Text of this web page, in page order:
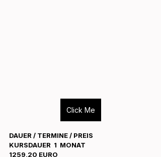
Click Me
DAUER / TERMINE / PREIS
KURSDAUER  1  MONAT
1259,20 EURO